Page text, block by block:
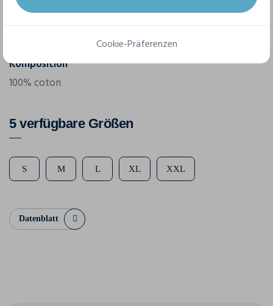
Komposition
100% coton
5 verfügbare Größen
S M L XL XXL
Datenblatt
Cookie-Präferenzen